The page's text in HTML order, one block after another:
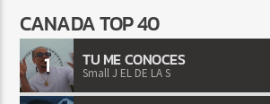
CANADA TOP 40
1 TU ME CONOCES
Small J EL DE LA S